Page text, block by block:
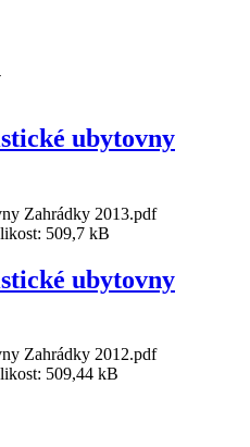
ubytovny
Zahrádky 2013.pdf
509,7 kB
ubytovny
Zahrádky 2012.pdf
509,44 kB